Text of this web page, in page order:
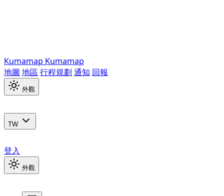
Kumamap Kumamap
地圖 地區 行程規劃 通知 回報
外觀
TW
登入
外觀